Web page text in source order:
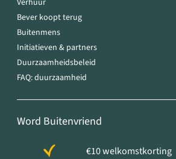
Verhuur
Bever koopt terug
Buitenmens
Initiatieven & partners
Duurzaamheidsbeleid
FAQ: duurzaamheid
Word Buitenvriend
€10 welkomstkorting